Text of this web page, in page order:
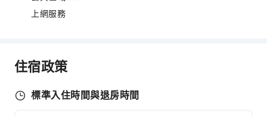
上網服務
住宿政策
標準入住時間與退房時間